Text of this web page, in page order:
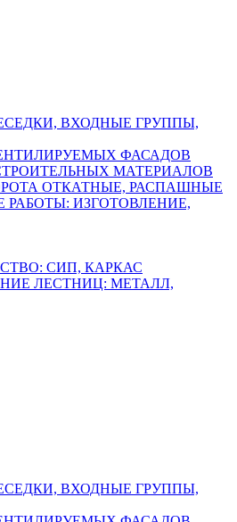
ВХОДНЫЕ ГРУППЫ,
ФАСАДОВ
МАТЕРИАЛОВ
ОТКАТНЫЕ, РАСПАШНЫЕ
РАБОТЫ: ИЗГОТОВЛЕНИЕ,
СИП, КАРКАС
ЛЕСТНИЦ: МЕТАЛЛ,
ВХОДНЫЕ ГРУППЫ,